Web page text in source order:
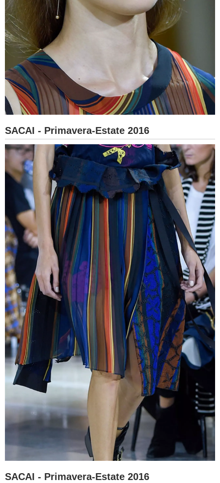
SACAI - Primavera-Estate 2016
SACAI - Primavera-Estate 2016